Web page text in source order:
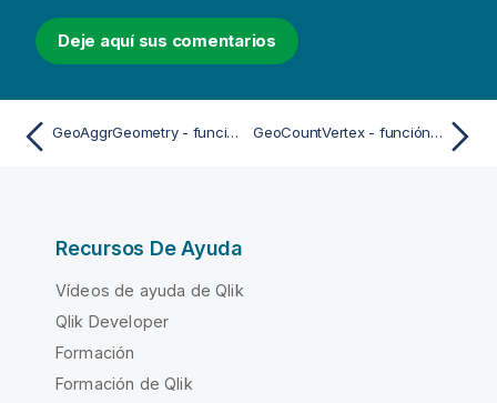
Deje aquí sus comentarios
GeoAggrGeometry - función de script y de gráfico GeoCountVertex - función de script y de gráfico
Recursos De Ayuda
Vídeos de ayuda de Qlik
Qlik Developer
Formación
Formación de Qlik